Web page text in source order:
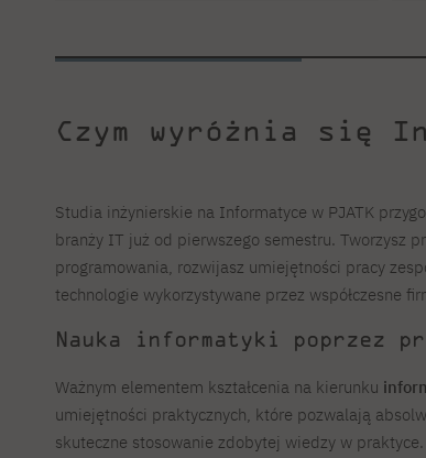
Czym wyróżnia się
Studia inżynierskie na Informatyce w PJATK
branży IT już od pierwszego semestru. Tworzysz
programowania, rozwijasz umiejętności pracy
technologie wykorzystywane przez współczesne
Nauka informatyki poprzez
Ważnym elementem kształcenia na kierunku
umiejętności praktycznych, które pozwalają
skuteczne stosowanie zdobytej wiedzy w